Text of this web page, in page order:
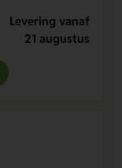
Levering vanaf
21 augustus